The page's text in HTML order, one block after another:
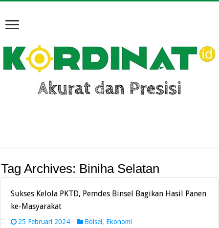
Tag Archives: Biniha Selatan
Sukses Kelola PKTD, Pemdes Binsel Bagikan Hasil Panen
ke-Masyarakat
25 Februari 2024 Bolsel , Ekonomi